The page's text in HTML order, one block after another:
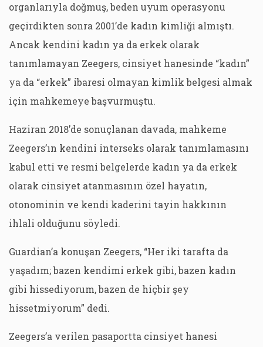
organlarıyla doğmuş, beden uyum operasyonu
geçirdikten sonra 2001’de kadın kimliği almıştı.
Ancak kendini kadın ya da erkek olarak
tanımlamayan Zeegers, cinsiyet hanesinde “kadın”
ya da “erkek” ibaresi olmayan kimlik belgesi almak
için mahkemeye başvurmuştu.
Haziran 2018’de sonuçlanan davada, mahkeme
Zeegers’ın kendini interseks olarak tanımlamasını
kabul etti ve resmi belgelerde kadın ya da erkek
olarak cinsiyet atanmasının özel hayatın,
otonominin ve kendi kaderini tayin hakkının
ihlali olduğunu söyledi.
Guardian’a konuşan Zeegers, “Her iki tarafta da
yaşadım; bazen kendimi erkek gibi, bazen kadın
gibi hissediyorum, bazen de hiçbir şey
hissetmiyorum” dedi.
Zeegers’a verilen pasaportta cinsiyet hanesi